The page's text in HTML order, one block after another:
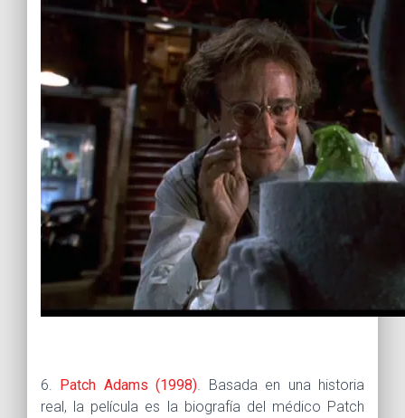
6. Patch Adams (1998) . Basada en una historia
real, la película es la biografía del médico Patch